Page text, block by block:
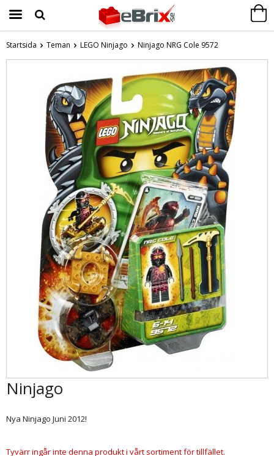
Startsida Teman LEGO Ninjago Ninjago NRG Cole 9572
Ninjago
Nya Ninjago Juni 2012!
Tyvärr ingår inte denna produkt i vårt sortiment för tillfället.